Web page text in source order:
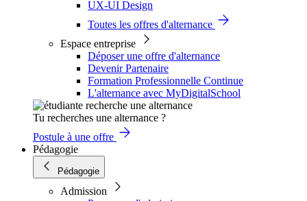
UX-UI Design
Toutes les offres d'alternance
Espace entreprise
Déposer une offre d'alternance
Devenir Partenaire
Formation Professionnelle Continue
L'alternance avec MyDigitalSchool
Tu recherches une alternance ?
Postule à une offre
Pédagogie
Pédagogie
Admission